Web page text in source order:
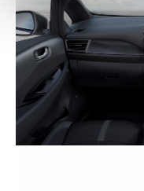
funcionalidades de
analisar dados de
Adicionalmente
utilização do nosso
parceiros e
O ACP garantirá que